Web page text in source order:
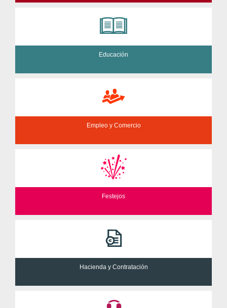
Educación
Empleo y Comercio
Festejos
Hacienda y Contratación